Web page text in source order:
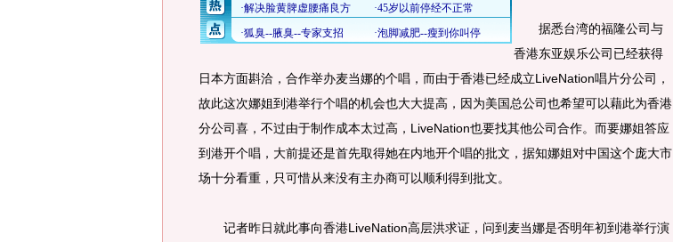
据悉台湾的福隆公司与
香港东亚娱乐公司已经获得
日本方面斟洽，合作举办麦当娜的个唱，而由于香港已经成立LiveNation唱片分公司，
故此这次娜姐到港举行个唱的机会也大大提高，因为美国总公司也希望可以藉此为香港
分公司喜，不过由于制作成本太过高，LiveNation也要找其他公司合作。而要娜姐答应
到港开个唱，大前提还是首先取得她在内地开个唱的批文，据知娜姐对中国这个庞大市
场十分看重，只可惜从来没有主办商可以顺利得到批文。
记者昨日就此事向香港LiveNation高层洪求证，问到麦当娜是否明年初到港举行演